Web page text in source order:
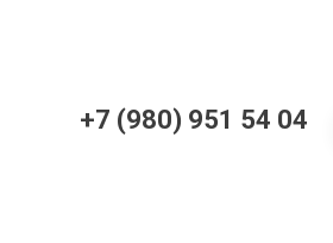
+7 (980) 951 54 04